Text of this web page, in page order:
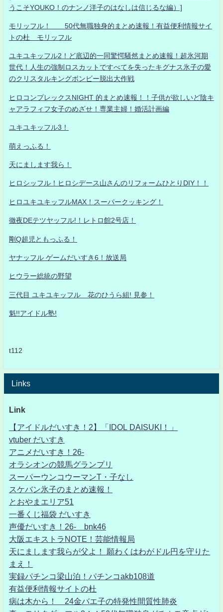
うこそYOUKO！のナンノ洋子のはなしは信じるな編）]
モリッフル！ 50代無職独身的まとめ速報！有益便利情報サイ
トの杜 モリッフル
ユキユキッフル2！ど底辺的一同驚愕騒然まとめ速報！超氷河期
世代！人生の強制ロスカットですべてを失ったキグナス氷子の愛
のクリスタルキングボンビー脱出大作戦
ヒロコンプレックスNIGHT 的まとめ速報！！子供が欲しいど陰キ
ャアラフィフ女子のめざせ！専業主婦！婚活計画編
ユキユキッフル3！
萌えっふる！
天にまします我ら！
ヒロシッフル！ヒロシデース山さんのリフォームひとりDIY！！
ヒロユキユキッフルMAX！スーパークッキング！
徹夜DEテツヤッフル!！レトロ館2号店！
剛Q超児ともっふる！
ヤナッフル ゲームだいすき6！放送局
ヒウラー総統の野望
三代目 ユキユキッフル 花のひうら組! 見参！
魁!!アイドル塾!
t112
Links
Link
【アイドルだいすき！2】「IDOL DAISUKI！」
vtuber だいすき
アニメだいすき！26-
オラシオンの競馬グランプリ
スーパーウンコウーマンT・子なし
スケバン氷子のまとめ速報！
とおやまエリア51
一番くじ福袋 だいすき
声優だいすき！26- bnk46
大阪エキストラNOTE！芸能情報局
天にまします我らが父よ！ 願わくはわがドル円を守りた
まえ！
実録パチンコ梁山泊！パチンコakb108道
有益便利情報サイトの杜
病は木から！ 24金バエ子の特発性間質性肺炎